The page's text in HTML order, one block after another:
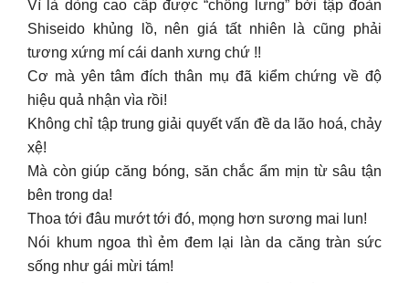
Vì là dòng cao cấp được “chống lưng” bởi tập đoàn
Shiseido khủng lồ, nên giá tất nhiên là cũng phải
tương xứng mí cái danh xưng chứ !!
Cơ mà yên tâm đích thân mụ đã kiểm chứng về độ
hiệu quả nhận vìa rồi!
Không chỉ tập trung giải quyết vấn đề da lão hoá, chảy
xệ!
Mà còn giúp căng bóng, săn chắc ẩm mịn từ sâu tận
bên trong da!
Thoa tới đâu mướt tới đó, mọng hơn sương mai lun!
Nói khum ngoa thì ẻm đem lại làn da căng tràn sức
sống như gái mừi tám!